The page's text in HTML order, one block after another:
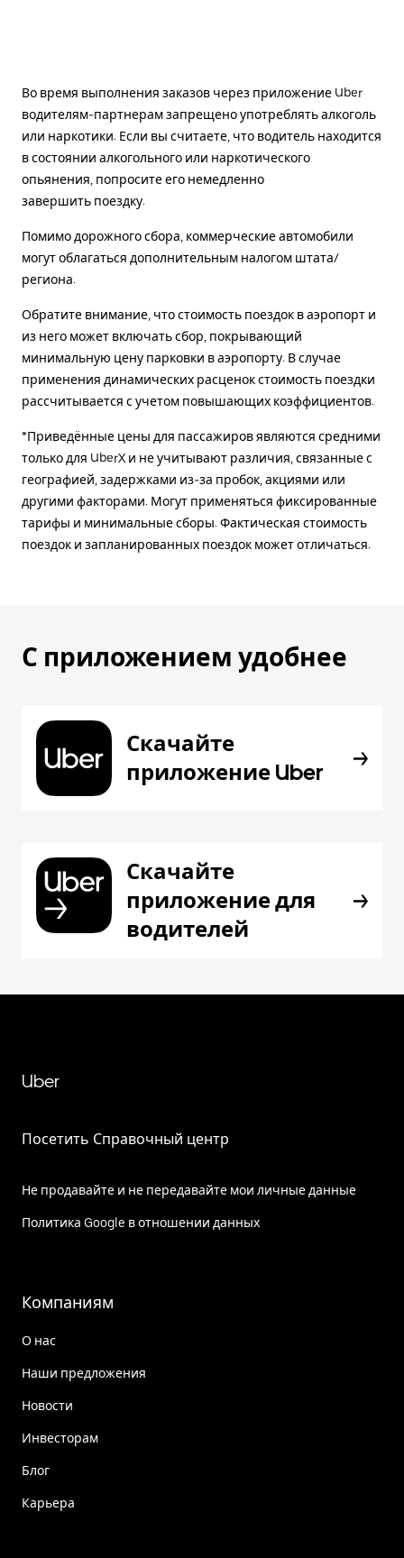
Во время выполнения заказов через приложение Uber
водителям-партнерам запрещено употреблять алкоголь
или наркотики. Если вы считаете, что водитель находится
в состоянии алкогольного или наркотического
опьянения, попросите его немедленно
завершить поездку.
Помимо дорожного сбора, коммерческие автомобили
могут облагаться дополнительным налогом штата/
региона.
Обратите внимание, что стоимость поездок в аэропорт и
из него может включать сбор, покрывающий
минимальную цену парковки в аэропорту. В случае
применения динамических расценок стоимость поездки
рассчитывается с учетом повышающих коэффициентов.
*Приведённые цены для пассажиров являются средними
только для UberX и не учитывают различия, связанные с
географией, задержками из-за пробок, акциями или
другими факторами. Могут применяться фиксированные
тарифы и минимальные сборы. Фактическая стоимость
поездок и запланированных поездок может отличаться.
С приложением удобнее
Скачайте
приложение Uber
Скачайте
приложение для
водителей
Uber
Посетить Справочный центр
Не продавайте и не передавайте мои личные данные
Политика Google в отношении данных
Компаниям
О нас
Наши предложения
Новости
Инвесторам
Блог
Карьера